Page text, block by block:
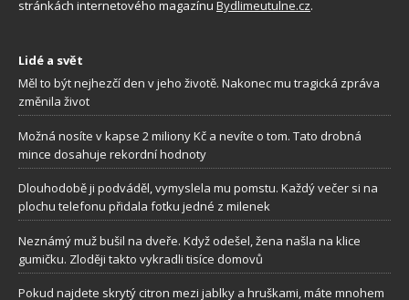
stránkách internetového magazínu Bydlimeutulne.cz.
Lidé a svět
Měl to být nejhezčí den v jeho životě. Nakonec mu tragická zpráva
změnila život
Možná nosíte v kapse 2 miliony Kč a nevíte o tom. Tato drobná
mince dosahuje rekordní hodnoty
Dlouhodobě ji podváděl, vymyslela mu pomstu. Každý večer si na
plochu telefonu přidala fotku jedné z milenek
Neznámý muž bušil na dveře. Když odešel, žena našla na klice
gumičku. Zloději takto vykradli tisíce domovů
Pokud najdete skrytý citron mezi jablky a hruškami, máte mnohem